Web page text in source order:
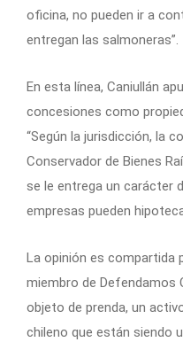
oficina, no pueden ir a
entregan las salmoneras”.
En esta línea, Caniullán
concesiones como
“Según la jurisdicción, la
Conservador de Bienes
se le entrega un carácter
empresas pueden
La opinión es compartida
miembro de Defendamos
objeto de prenda, un
chileno que están siendo